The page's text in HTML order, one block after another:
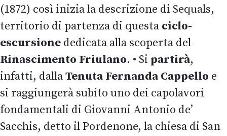
(1872) così inizia la descrizione di Sequals,
territorio di partenza di questa ciclo-
escursione dedicata alla scoperta del
Rinascimento Friulano. • Si partirà,
infatti, dallaTenuta Fernanda Cappello e
si raggiungerà subito uno dei capolavori
fondamentali di Giovanni Antonio de’
Sacchis, detto il Pordenone, la chiesa di San